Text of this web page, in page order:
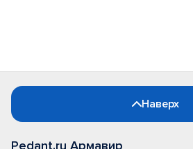
Наверх
Pedant.ru Армавир